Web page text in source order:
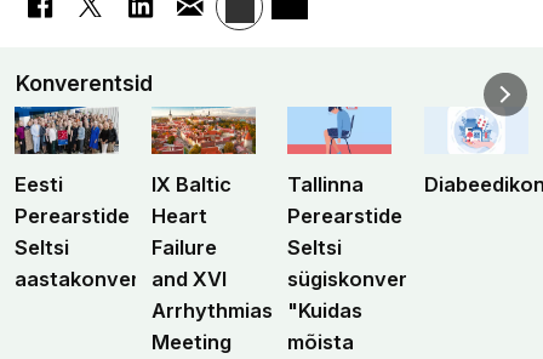
Konverentsid
Eesti
Perearstide
Seltsi
aastakonverents
IX Baltic
Heart
Failure
and XVI
Arrhythmias
Meeting
Tallinna
Perearstide
Seltsi
sügiskonverents
"Kuidas
mõista